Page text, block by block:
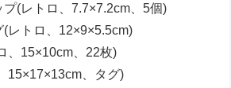
プ(レトロ、7.7×7.2cm、5個)
レトロ、12×9×5.5cm)
、15×10cm、22枚)
15×17×13cm、タグ)